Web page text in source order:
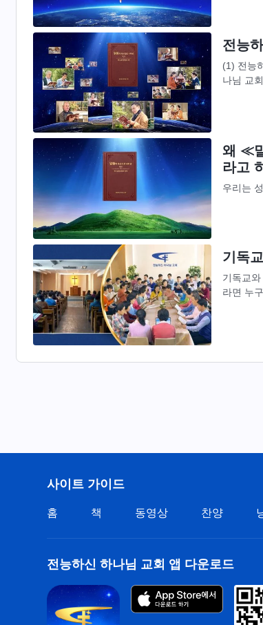
전능
(1) 전능
나님 교
왜 ≪
라고
우리는
기독
기독교
라면 누
사이트 가이드
홈 책 동영상 찬양
전능하신 하나님 교회 앱 다운로드